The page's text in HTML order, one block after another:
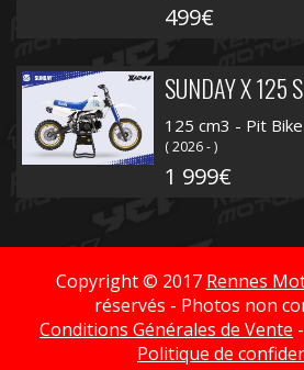
499€
SUNDAY X 125
125 cm3 - Pit Bike
( 2026 - )
1 999€
Copyright © 2017 Rennes
réservés - Photos non
Conditions Générales de Vente -
Politique de